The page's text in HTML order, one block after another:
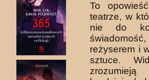
To
teatrze, w
nie do
reżyserem i
sztuce.